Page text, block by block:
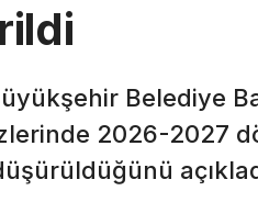
Belediye
2026-2027